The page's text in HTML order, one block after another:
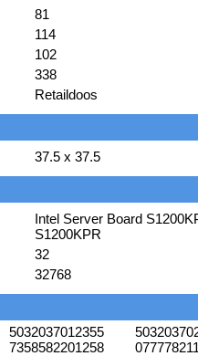
81
114
102
338
Retaildoos
37.5 x 37.5
Intel Server Board
S1200KPR
32
32768
5032037012355
7358582201258